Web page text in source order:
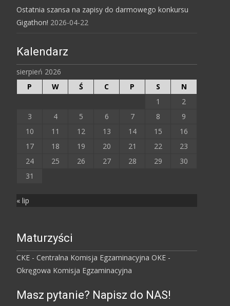
Ostatnia szansa na zapisy do darmowego konkursu
Gigathon! 2026-04-22
Kalendarz
sierpień 2026
P
W Ś C P S
N
1
2
3
4 5 6 7 8
9
10
11 12 13 14 15
16
17
18 19 20 21 22
23
24
25 26 27 28 29
30
31
« lip
Maturzyści
CKE - Centralna Komisja Egzaminacyjna OKE -
Okręgowa Komisja Egzaminacyjna
Masz pytanie? Napisz do NAS!